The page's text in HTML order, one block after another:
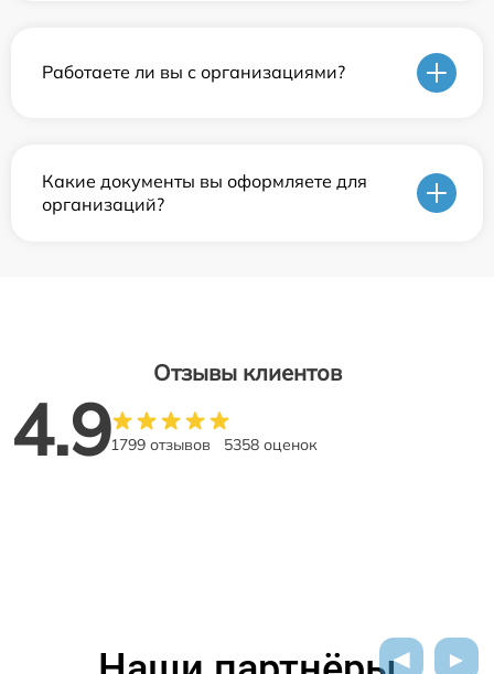
Работаете ли вы с организациями?
Какие документы вы оформляете для
организаций?
Отзывы клиентов
4.91799 отзывов 5358 оценок